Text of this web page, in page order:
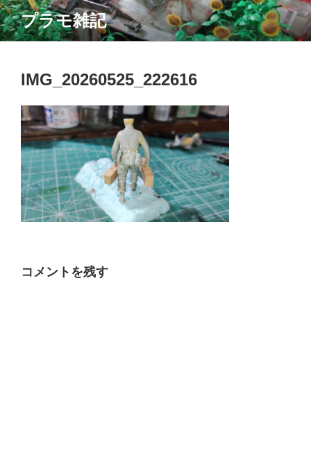
コ
ン
テ
プラモ雑記
IMG_20260525_222616
コメントを残す